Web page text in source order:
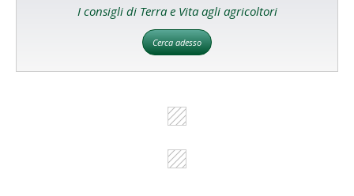
I consigli di Terra e Vita agli agricoltori
Cerca adesso